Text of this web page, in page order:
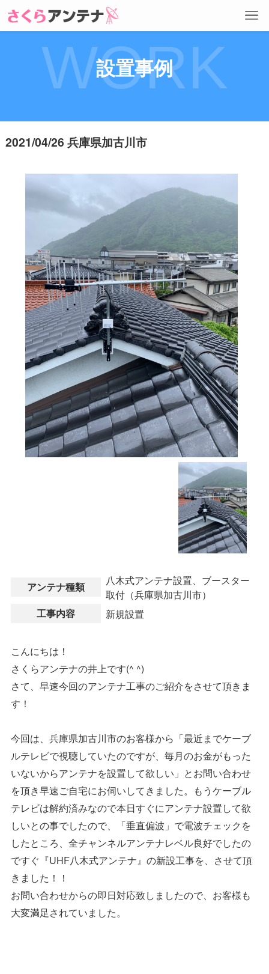
設置事例
WORK
2021/04/26 兵庫県加古川市
アンテナ種類
八木式アンテナ設置、ブースター
取付（兵庫県加古川市）
工事内容 新規設置
こんにちは！
さくらアンテナの井上です(^ ^)
さて、早速今回のアンテナ工事のご紹介をさせて頂きま
す！
今回は、兵庫県加古川市のお客様から「最近までケーブ
ルテレビで視聴していたのですが、毎月のお金がもった
いないからアンテナを設置して欲しい」とお問い合わせ
を頂き早速ご自宅にお伺いしてきました。もうケーブル
テレビは解約済みなので本日すぐにアンテナ設置して欲
しいとの事でしたので、「垂直偏波」で電波チェックを
したところ、全チャンネルアンテナレベル良好でしたの
ですぐ『UHF八木式アンテナ』の新設工事を、させて頂
きました！！
お問い合わせからの即日対応致しましたので、お客様も
大変満足されていました。